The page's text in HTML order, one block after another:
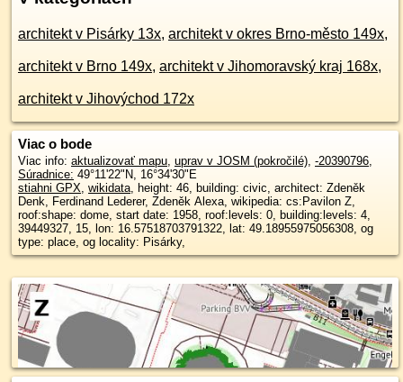
architekt v Pisárky 13x, architekt v okres Brno-město 149x,
architekt v Brno 149x, architekt v Jihomoravský kraj 168x,
architekt v Jihovýchod 172x
Viac o bode
Viac info: aktualizovať mapu, uprav v JOSM (pokročilé), -20390796,
Súradnice: 49°11'22"N, 16°34'30"E
stiahni GPX, wikidata, height: 46, building: civic, architect: Zdeněk
Denk, Ferdinand Lederer, Zdeněk Alexa, wikipedia: cs:Pavilon Z,
roof:shape: dome, start date: 1958, roof:levels: 0, building:levels: 4,
39449327, 15, lon: 16.57518703791322, lat: 49.18955975056308, og
type: place, og locality: Pisárky,